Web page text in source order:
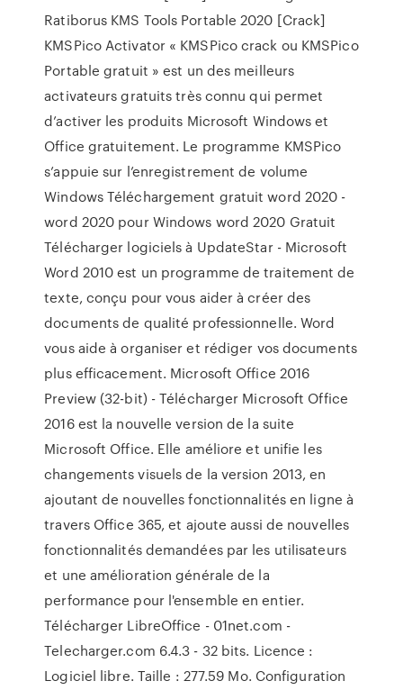
Ratiborus KMS Tools Portable 2020 [Crack]
KMSPico Activator « KMSPico crack ou KMSPico
Portable gratuit » est un des meilleurs
activateurs gratuits très connu qui permet
d’activer les produits Microsoft Windows et
Office gratuitement. Le programme KMSPico
s’appuie sur l’enregistrement de volume
Windows Téléchargement gratuit word 2020 -
word 2020 pour Windows word 2020 Gratuit
Télécharger logiciels à UpdateStar - Microsoft
Word 2010 est un programme de traitement de
texte, conçu pour vous aider à créer des
documents de qualité professionnelle. Word
vous aide à organiser et rédiger vos documents
plus efficacement. Microsoft Office 2016
Preview (32-bit) - Télécharger Microsoft Office
2016 est la nouvelle version de la suite
Microsoft Office. Elle améliore et unifie les
changements visuels de la version 2013, en
ajoutant de nouvelles fonctionnalités en ligne à
travers Office 365, et ajoute aussi de nouvelles
fonctionnalités demandées par les utilisateurs
et une amélioration générale de la
performance pour l'ensemble en entier.
Télécharger LibreOffice - 01net.com -
Telecharger.com 6.4.3 - 32 bits. Licence :
Logiciel libre. Taille : 277.59 Mo. Configuration